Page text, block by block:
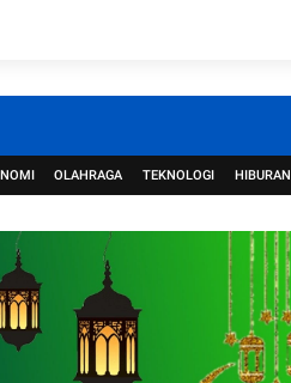
OLAHRAGA TEKNOLOGI HIBURAN